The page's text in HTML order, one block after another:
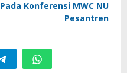
Pada Konferensi MWC NU
Pesantren